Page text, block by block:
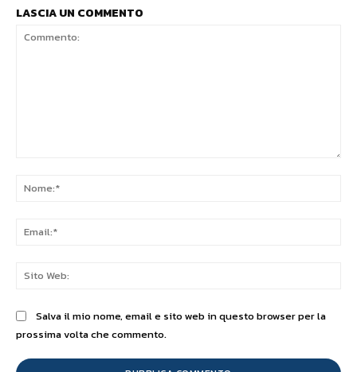
LASCIA UN COMMENTO
Salva il mio nome, email e sito web in questo browser per la
prossima volta che commento.